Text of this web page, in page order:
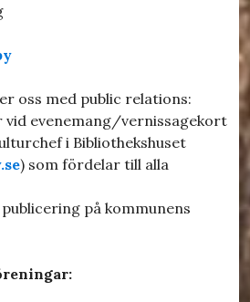
oss med public relations:
vid evenemang/vernissagekort
i Bibliothekshuset
) som fördelar till alla
på kommunens